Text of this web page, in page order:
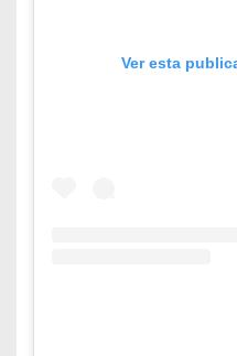
Ver esta